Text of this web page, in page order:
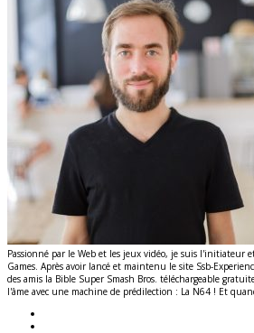
Passionné par le Web et les jeux vidéo, je suis l'initiateur
Games. Après avoir lancé et maintenu le site Ssb-
des amis la Bible Super Smash Bros. téléchargeable
l'âme avec une machine de prédilection : La N64 ! Et